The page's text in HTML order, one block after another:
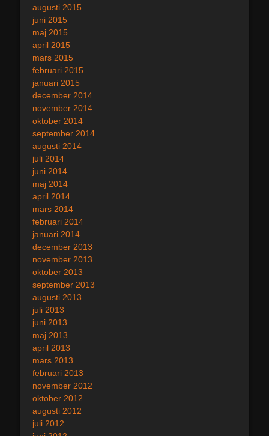
augusti 2015
juni 2015
maj 2015
april 2015
mars 2015
februari 2015
januari 2015
december 2014
november 2014
oktober 2014
september 2014
augusti 2014
juli 2014
juni 2014
maj 2014
april 2014
mars 2014
februari 2014
januari 2014
december 2013
november 2013
oktober 2013
september 2013
augusti 2013
juli 2013
juni 2013
maj 2013
april 2013
mars 2013
februari 2013
november 2012
oktober 2012
augusti 2012
juli 2012